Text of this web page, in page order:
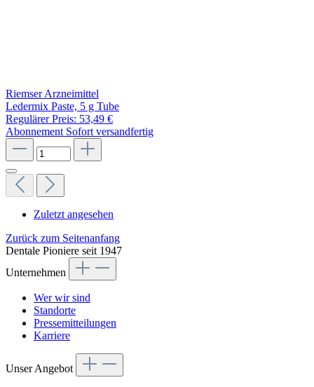
Riemser Arzneimittel
Ledermix Paste, 5 g Tube
Regulärer Preis: 53,49 €
Abonnement Sofort versandfertig
Zuletzt angesehen
Zurück zum Seitenanfang
Dentale Pioniere seit 1947
Unternehmen
Wer wir sind
Standorte
Pressemitteilungen
Karriere
Unser Angebot